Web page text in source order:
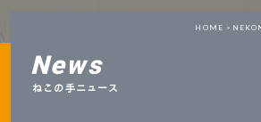
HOME >
News
ねこの手ニュース